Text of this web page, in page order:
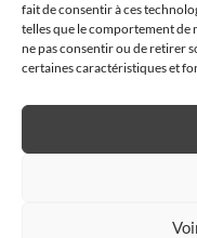
fait de consentir à ces
telles que le comportement de
ne pas consentir ou de retirer
certaines caractéristiques et
Ne manquez pas nos offres